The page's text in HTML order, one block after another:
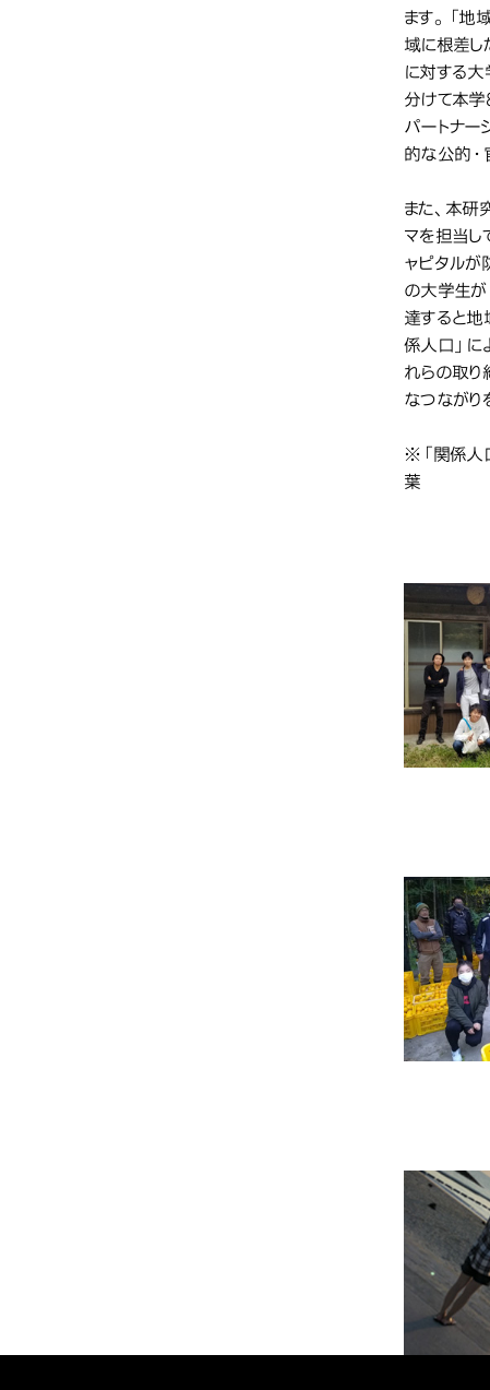
ます。「地
域に根差し
に対する大
分けて本学
パートナー
的な公的・
また、本研
マを担当し
ャピタル
の大学生が
達すると地
係人口」に
れらの取り
なつながり
※「関係人
葉